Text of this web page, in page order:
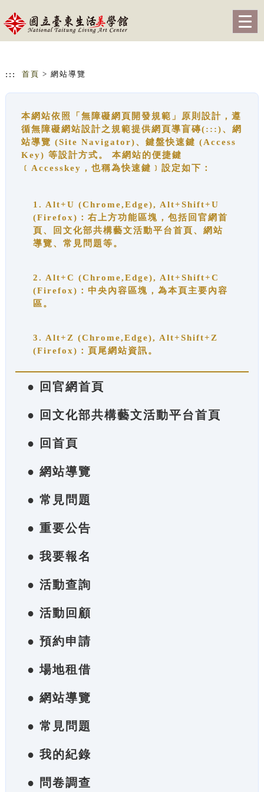
::: 首頁 > 網站導覽
本網站依照「無障礙網頁開發規範」原則設計，遵
循無障礙網站設計之規範提供網頁導盲磚(:::)、網
站導覽 (Site Navigator)、鍵盤快速鍵 (Access
Key) 等設計方式。 本網站的便捷鍵
﹝Accesskey，也稱為快速鍵﹞設定如下：
1. Alt+U (Chrome,Edge), Alt+Shift+U
(Firefox)：右上方功能區塊，包括回官網首
頁、回文化部共構藝文活動平台首頁、網站
導覽、常見問題等。
2. Alt+C (Chrome,Edge), Alt+Shift+C
(Firefox)：中央內容區塊，為本頁主要內容
區。
3. Alt+Z (Chrome,Edge), Alt+Shift+Z
(Firefox)：頁尾網站資訊。
● 回官網首頁
● 回文化部共構藝文活動平台首頁
● 回首頁
● 網站導覽
● 常見問題
● 重要公告
● 我要報名
● 活動查詢
● 活動回顧
● 預約申請
● 場地租借
● 網站導覽
● 常見問題
● 我的紀錄
● 問卷調查